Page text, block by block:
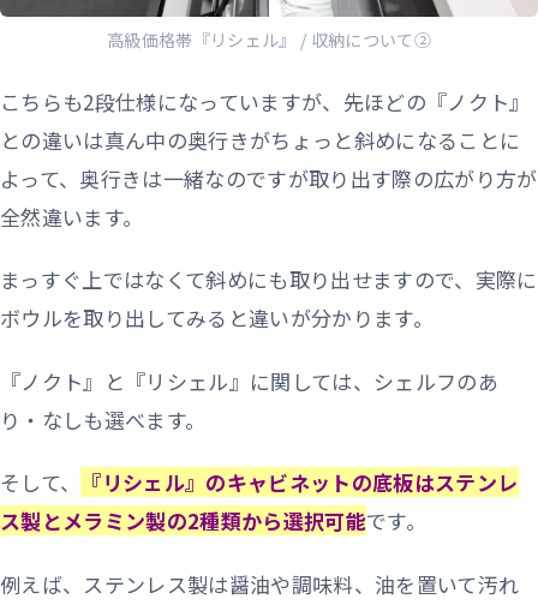
高級価格帯『リシェル』 / 収納について②
こちらも2段仕様になっていますが、先ほどの『ノクト』
との違いは真ん中の奥行きがちょっと斜めになることに
よって、奥行きは一緒なのですが取り出す際の広がり方が
全然違います。
まっすぐ上ではなくて斜めにも取り出せますので、実際に
ボウルを取り出してみると違いが分かります。
『ノクト』と『リシェル』に関しては、シェルフのあ
り・なしも選べます。
そして、
『リシェル』のキャビネットの底板はステンレ
ス製とメラミン製の2種類から選択可能です。
例えば、ステンレス製は醤油や調味料、油を置いて汚れ